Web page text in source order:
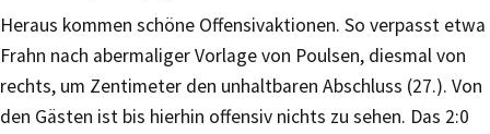
Heraus kommen schöne Offensivaktionen. So verpasst etwa
Frahn nach abermaliger Vorlage von Poulsen, diesmal von
rechts, um Zentimeter den unhaltbaren Abschluss (27.). Von
den Gästen ist bis hierhin offensiv nichts zu sehen. Das 2:0